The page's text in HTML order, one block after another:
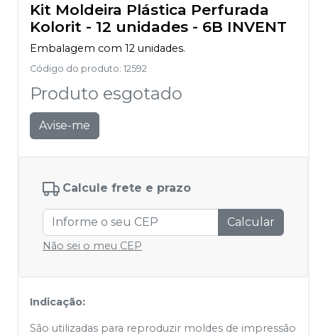
Kit Moldeira Plástica Perfurada
Kolorit - 12 unidades - 6B INVENT
Embalagem com 12 unidades.
Código do produto: 12592
Produto esgotado
Avise-me
Calcule frete e prazo
Calcular
Não sei o meu CEP
Indicação:
São utilizadas para reproduzir moldes de impressão